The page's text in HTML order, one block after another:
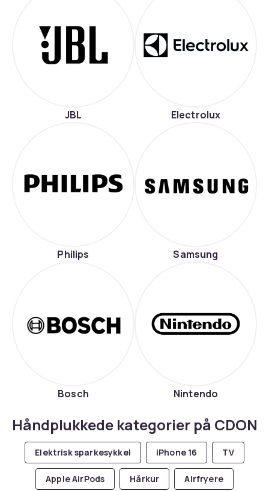
JBL Electrolux
Philips Samsung
Bosch Nintendo
Håndplukkede kategorier på CDON
Elektrisk sparkesykkel iPhone 16 TV
Apple AirPods Hårkur Airfryere